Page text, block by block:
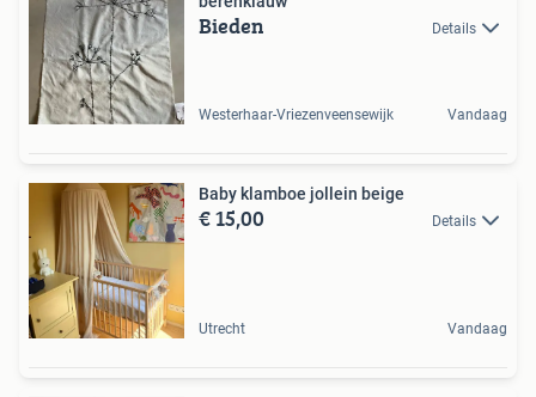
Bieden Details
Westerhaar-Vriezenveensewijk Vandaag
Baby klamboe jollein beige
€ 15,00 Details
Utrecht Vandaag